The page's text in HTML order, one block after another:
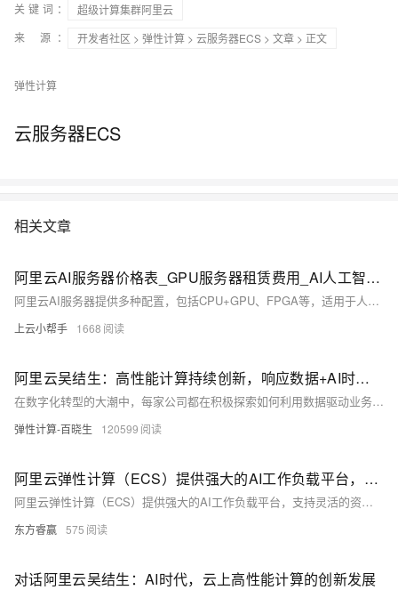
关键词：
超级计算集群阿里云
来 源：
开发者社区 > 弹性计算 > 云服务器ECS > 文章 > 正文
弹性计算
云服务器ECS
相关文章
阿里云AI服务器价格表_GPU服务器租赁费用_AI人工智能高性能计算推理
阿里云AI服务器提供多种配置，包括CPU+GPU、FPGA等，适用于人工智能、机器学习和深度学习等计算密集型任务。本文整理了阿里云GPU服务器的优惠价格，涵盖NVIDIA A10、V100、T4等型号，提供1个月、1年和1小时的收费明细。具体规格如A10卡GN7i、V100-16G卡GN6v等，适用于不同业务场景，详情见官方页面。
上云小帮手 1668
阿里云吴结生：高性能计算持续创新，响应数据+AI时代的多元化负载需求
在数字化转型的大潮中，每家公司都在积极探索如何利用数据驱动业务增长，而AI技术的快速发展更是加速了这一进程。
弹性计算-百晓生 120599
阿里云弹性计算（ECS）提供强大的AI工作负载平台，支持灵活的资源配置与高性能计算，适用于AI训练与推理
阿里云弹性计算（ECS）提供强大的AI工作负载平台，支持灵活的资源配置与高性能计算，适用于AI训练与推理。通过合理优化资源分配、利用自动伸缩及高效数据管理，ECS能显著提升AI系统的性能与效率，降低运营成本，助力科研与企业用户在AI领域取得突破。
东方睿赢 575
对话阿里云吴结生：AI时代，云上高性能计算的创新发展